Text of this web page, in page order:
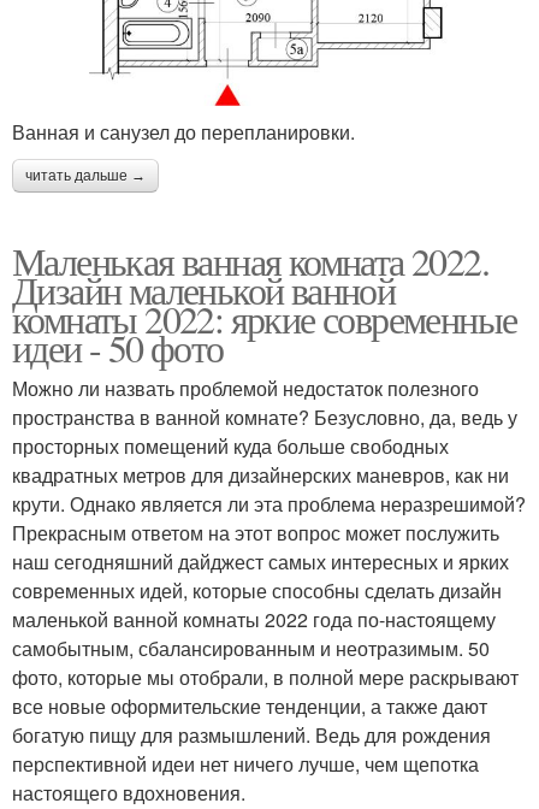
Ванная и санузел до перепланировки.
читать дальше →
Маленькая ванная комната 2022.
Дизайн маленькой ванной
комнаты 2022: яркие современные
идеи - 50 фото
Можно ли назвать проблемой недостаток полезного
пространства в ванной комнате? Безусловно, да, ведь у
просторных помещений куда больше свободных
квадратных метров для дизайнерских маневров, как ни
крути. Однако является ли эта проблема неразрешимой?
Прекрасным ответом на этот вопрос может послужить
наш сегодняшний дайджест самых интересных и ярких
современных идей, которые способны сделать дизайн
маленькой ванной комнаты 2022 года по-настоящему
самобытным, сбалансированным и неотразимым. 50
фото, которые мы отобрали, в полной мере раскрывают
все новые оформительские тенденции, а также дают
богатую пищу для размышлений. Ведь для рождения
перспективной идеи нет ничего лучше, чем щепотка
настоящего вдохновения.